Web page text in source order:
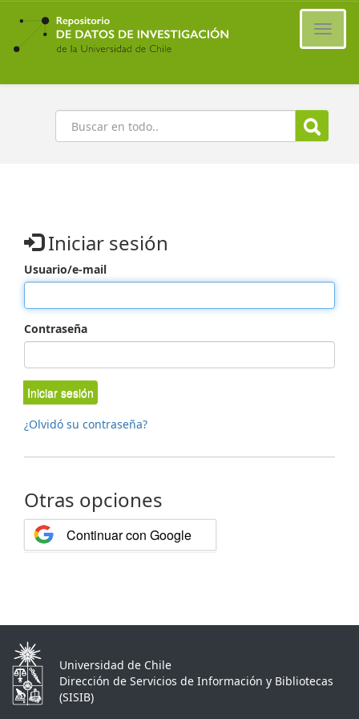
Ir
contenido
principal
Buscar
Iniciar sesión
Usuario/e-mail
Contraseña
Iniciar sesión
¿Olvidó su contraseña?
Otras opciones
Continuar con Google
Universidad de Chile
Dirección de Servicios de Información y Bibliotecas
(SISIB)